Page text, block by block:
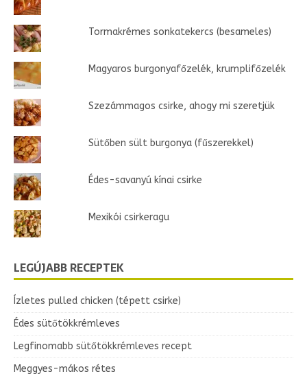
Tormakrémes sonkatekercs (besameles)
Magyaros burgonyafőzelék, krumplifőzelék
Szezámmagos csirke, ahogy mi szeretjük
Sütőben sült burgonya (fűszerekkel)
Édes-savanyú kínai csirke
Mexikói csirkeragu
LEGÚJABB RECEPTEK
Ízletes pulled chicken (tépett csirke)
Édes sütőtökkrémleves
Legfinomabb sütőtökkrémleves recept
Meggyes-mákos rétes